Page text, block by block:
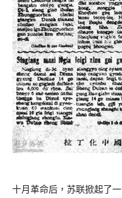
十月革命后，苏联掀起了